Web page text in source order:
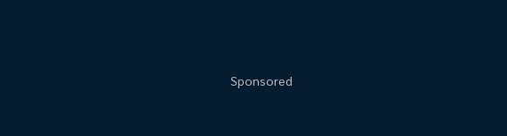
Sponsored